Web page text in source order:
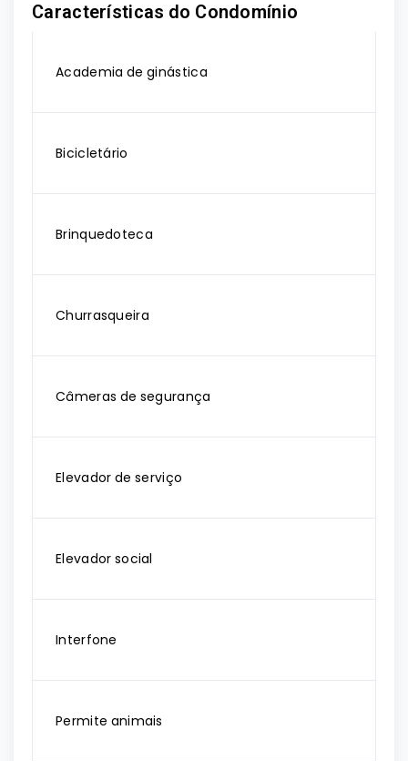
Características do Condomínio
Academia de ginástica
Bicicletário
Brinquedoteca
Churrasqueira
Câmeras de segurança
Elevador de serviço
Elevador social
Interfone
Permite animais